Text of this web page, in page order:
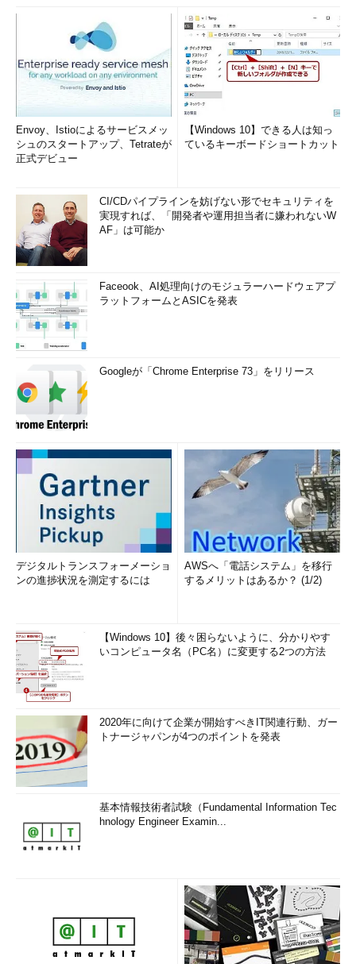
Envoy、Istioによるサービスメッ
シュのスタートアップ、Tetrateが
正式デビュー
【Windows 10】できる人は知っ
ているキーボードショートカット
CI/CDパイプラインを妨げない形でセキュリティを
実現すれば、「開発者や運用担当者に嫌われないW
AF」は可能か
Faceook、AI処理向けのモジュラーハードウェアプ
ラットフォームとASICを発表
Googleが「Chrome Enterprise 73」をリリース
デジタルトランスフォーメーショ
ンの進捗状況を測定するには
AWSへ「電話システム」を移行
するメリットはあるか？ (1/2)
【Windows 10】後々困らないように、分かりやす
いコンピュータ名（PC名）に変更する2つの方法
2020年に向けて企業が開始すべきIT関連行動、ガー
トナージャパンが4つのポイントを発表
基本情報技術者試験（Fundamental Information Tec
hnology Engineer Examin...